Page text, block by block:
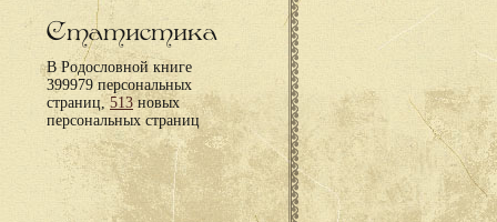
Статистика
В Родословной книге
399979 персональных
страниц,513новых
персональных страниц